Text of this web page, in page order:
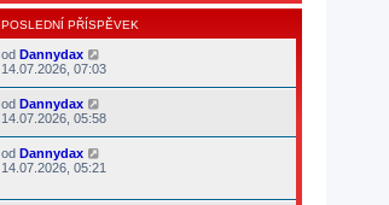
POSLEDNÍ PŘÍSPĚVEK
od Dannydax
14.07.2026, 07:03
od Dannydax
14.07.2026, 05:58
od Dannydax
14.07.2026, 05:21